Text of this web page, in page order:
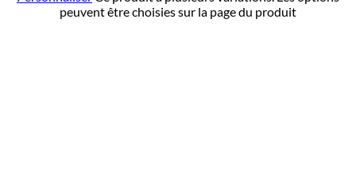
peuvent être choisies sur la page du produit